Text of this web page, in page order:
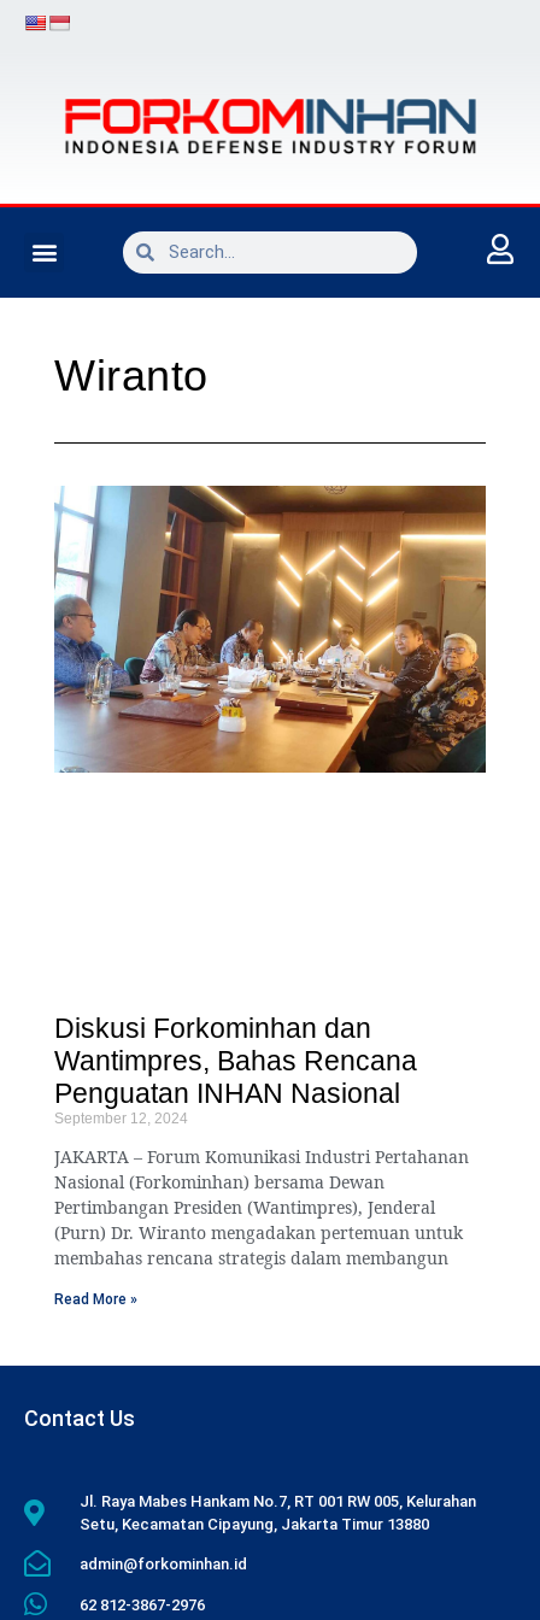
Wiranto
Diskusi Forkominhan dan
Wantimpres, Bahas Rencana
Penguatan INHAN Nasional
September 12, 2024
JAKARTA – Forum Komunikasi Industri Pertahanan
Nasional (Forkominhan) bersama Dewan
Pertimbangan Presiden (Wantimpres), Jenderal
(Purn) Dr. Wiranto mengadakan pertemuan untuk
membahas rencana strategis dalam membangun
Read More »
Contact Us
Jl. Raya Mabes Hankam No.7, RT 001 RW 005, Kelurahan
Setu, Kecamatan Cipayung, Jakarta Timur 13880
admin@forkominhan.id
62 812-3867-2976